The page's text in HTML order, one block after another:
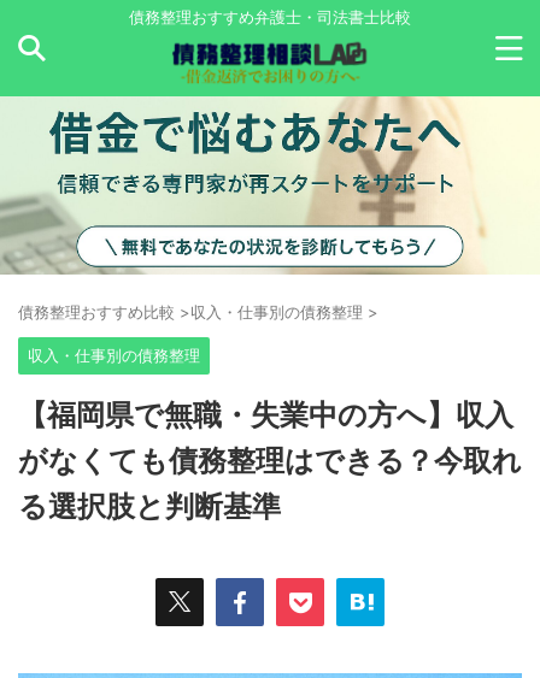
債務整理おすすめ弁護士・司法書士比較
債務整理おすすめ比較 >収入・仕事別の債務整理 >
収入・仕事別の債務整理
【福岡県で無職・失業中の方へ】収入
がなくても債務整理はできる？今取れ
る選択肢と判断基準